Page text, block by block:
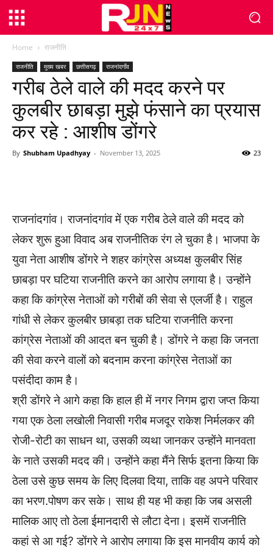
Home राजनीति
राजनीति मुख्य खबर छत्तीसगढ़ राजनांदगाँव
गरीब ठेले वाले की मदद करने पर
कुलबीर छाबड़ा मुझे फंसाने का प्रयास
कर रहे : आशीष डोंगरे
By Shubham Upadhyay - November 13, 2025 23
राजनांदगांव। राजनांदगांव में एक गरीब ठेले वाले की मदद को
लेकर शुरू हुआ विवाद अब राजनीतिक रंग ले चुका है। भाजपा के
युवा नेता आशीष डोंगरे ने शहर कांग्रेस अध्यक्ष कुलबीर सिंह
छाबड़ा पर घटिया राजनीति करने का आरोप लगाया है। उन्होंने
कहा कि कांग्रेस नेताओं को गरीबों की सेवा से एलर्जी है। राहुल
गांधी से लेकर कुलबीर छाबड़ा तक घटिया राजनीति करना
कांग्रेस नेताओं की आदत बन चुकी है। डोंगरे ने कहा कि जनता
की सेवा करने वालों को बदनाम करना कांग्रेस नेताओं का
पसंदीदा काम है।
श्री डोंगरे ने आगे कहा कि हाल ही में नगर निगम द्वारा जप्त किया
गया एक ठेला लखोली निवासी गरीब मजदूर राकेश निर्मलकर की
रोजी-रोटी का साधन था, उसकी व्यथा जानकर उन्होंने मानवता
के नाते उसकी मदद की। उन्होंने कहा मैंने सिर्फ इतना किया कि
ठेला उसे कुछ समय के लिए दिलवा दिया, ताकि वह अपने परिवार
का भरण.पोषण कर सके। साथ ही यह भी कहा कि जब असली
मालिक आए तो ठेला ईमानदारी से लौटा देना। इसमें राजनीति
कहां से आ गई? डोंगरे ने आरोप लगाया कि इस मानवीय कार्य को